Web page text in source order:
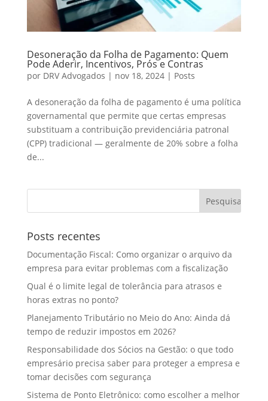
Desoneração da Folha de Pagamento: Quem
Pode Aderir, Incentivos, Prós e Contras
por DRV Advogados | nov 18, 2024| Posts
A desoneração da folha de pagamento é uma política
governamental que permite que certas empresas
substituam a contribuição previdenciária patronal
(CPP) tradicional — geralmente de 20% sobre a folha
de...
Posts recentes
Documentação Fiscal: Como organizar o arquivo da
empresa para evitar problemas com a fiscalização
Qual é o limite legal de tolerância para atrasos e
horas extras no ponto?
Planejamento Tributário no Meio do Ano: Ainda dá
tempo de reduzir impostos em 2026?
Responsabilidade dos Sócios na Gestão: o que todo
empresário precisa saber para proteger a empresa e
tomar decisões com segurança
Sistema de Ponto Eletrônico: como escolher a melhor